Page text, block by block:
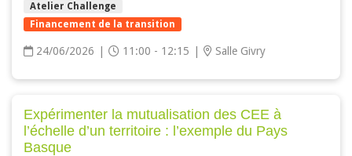
Atelier Challenge
Financement de la transition
24/06/2026 11:00 - 12:15 Salle Givry
Expérimenter la mutualisation des CEE à
l’échelle d’un territoire : l’exemple du Pays
Basque